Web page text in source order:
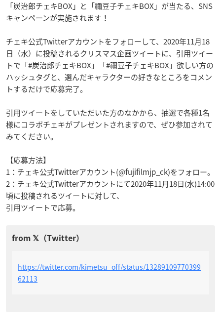
「炭治郎チェキBOX」と「禰豆子チェキBOX」が当たる、SNS
キャンペーンが実施されます！
チェキ公式Twitterアカウントをフォローして、2020年11月18
日（水）に投稿されるクリスマス企画ツイートに、引用ツイー
トで「#炭治郎チェキBOX」「#禰豆子チェキBOX」欲しい方の
ハッシュタグと、選んだキャラクターの好きなところをコメン
トするだけで応募完了。
引用ツイートをしていただいた方のなかから、抽選で各種1名
様にコラボチェキがプレゼントされますので、ぜひ参加されて
みてください。
【応募方法】
1：チェキ公式Twitterアカウント(@fujifilmjp_ck)をフォロー。
2：チェキ公式Twitterアカウントにて2020年11月18日(水)14:00
頃に投稿されるツイートに対して、
引用ツイートで応募。
https://twitter.com/kimetsu_off/status/13289109770399
62113